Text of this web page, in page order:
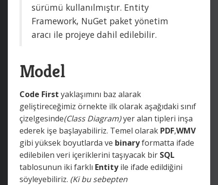
sürümü kullanılmıştır. Entity
Framework, NuGet paket yönetim
aracı ile projeye dahil edilebilir.
Model
Code First yaklaşımını baz alarak
geliştireceğimiz örnekte ilk olarak aşağıdaki sınıf
çizelgesinde(Class Diagram)yer alan tipleri inşa
ederek işe başlayabiliriz. Temel olarak PDF,WMV
gibi yüksek boyutlarda ve binaryformatta ifade
edilebilen veri içeriklerini taşıyacak bir SQL
tablosunun iki farklı Entityile ifade edildiğini
söyleyebiliriz. (Ki bu sebepten